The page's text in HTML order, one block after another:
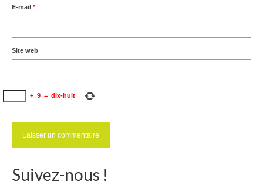
E-mail *
Site web
+ 9 = dix-huit
Suivez-nous !